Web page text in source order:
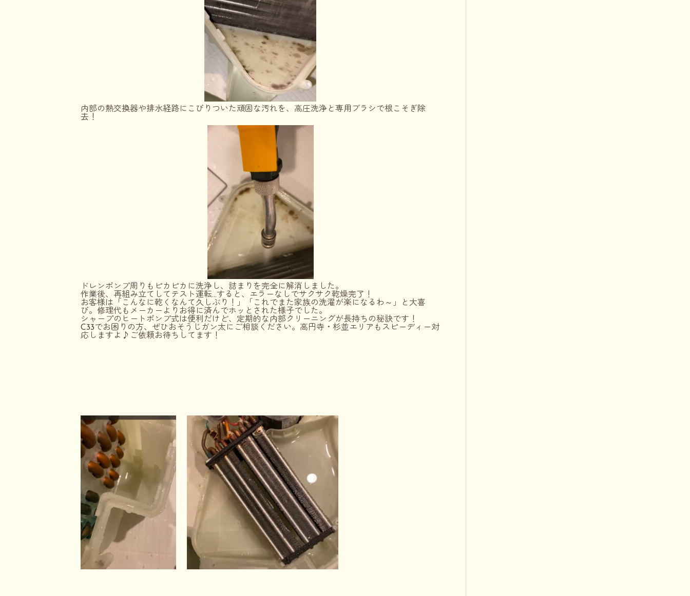
内部の熱交換器や排水経路にこびりついた頑固な汚れを、高圧洗浄と専用ブラシで根こそぎ除
去！
ドレンポンプ周りもピカピカに洗浄し、詰まりを完全に解消しました。
作業後、再組み立てしてテスト運転…すると、エラーなしでサクサク乾燥完了！
お客様は「こんなに乾くなんて久しぶり！」「これでまた家族の洗濯が楽になるわ～」と大喜
び。修理代もメーカーよりお得に済んでホッとされた様子でした。
シャープのヒートポンプ式は便利だけど、定期的な内部クリーニングが長持ちの秘訣です！
C33でお困りの方、ぜひおそうじガン太にご相談ください。高円寺・杉並エリアもスピーディー対
応しますよ♪ ご依頼お待ちしてます！